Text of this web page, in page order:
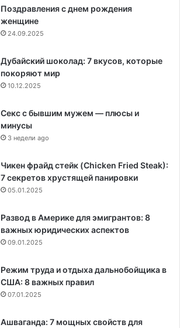
Поздравления с днем рождения
женщине
24.09.2025
Дубайский шоколад: 7 вкусов, которые
покоряют мир
10.12.2025
Секс с бывшим мужем — плюсы и
минусы
3 недели ago
Чикен фрайд стейк (Chicken Fried Steak):
7 секретов хрустящей панировки
05.01.2025
Развод в Америке для эмигрантов: 8
важных юридических аспектов
09.01.2025
Режим труда и отдыха дальнобойщика в
США: 8 важных правил
07.01.2025
Ашваганда: 7 мощных свойств для